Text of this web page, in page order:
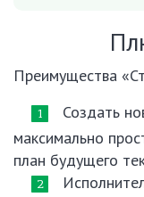
Преимущества
Создать
максимально
план будущего